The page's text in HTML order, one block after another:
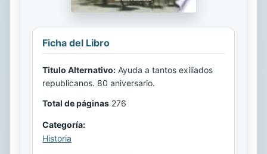
Ficha del Libro
Titulo Alternativo: Ayuda a tantos exiliados
republicanos. 80 aniversario.
Total de páginas 276
Categoría:
Historia